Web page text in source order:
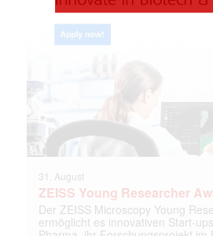
31. August
ZEISS Young Researcher
Der ZEISS Microscopy Young
ermöglicht es innovativen Start-